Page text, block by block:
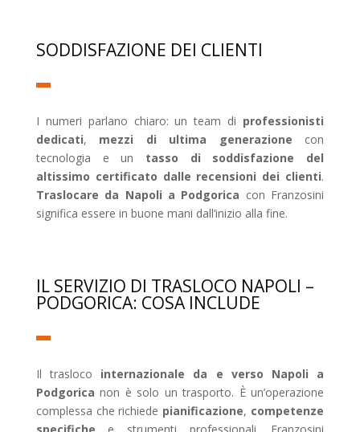
SODDISFAZIONE DEI CLIENTI
I numeri parlano chiaro: un team di professionisti
dedicati, mezzi di ultima generazione con
tecnologia e un tasso di soddisfazione del
altissimo certificato dalle recensioni dei clienti.
Traslocare da Napoli a Podgorica con Franzosini
significa essere in buone mani dall’inizio alla fine.
IL SERVIZIO DI TRASLOCO NAPOLI –
PODGORICA: COSA INCLUDE
Il trasloco internazionale da e verso Napoli a
Podgorica non è solo un trasporto. È un’operazione
complessa che richiede pianificazione, competenze